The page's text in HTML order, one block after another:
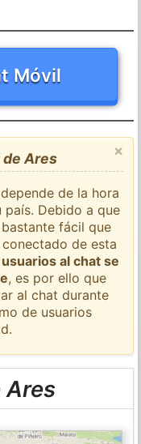
Móvil
×
Ares
de la hora
Debido a que
fácil que
de esta
al chat se
, es por ello que
al chat durante
de usuarios